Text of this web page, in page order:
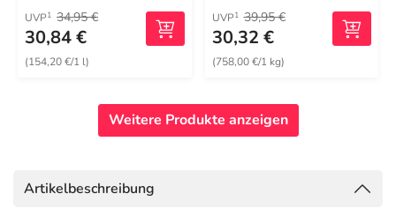
UVP1 34,95 €
30,84 €
(154,20 €/1 l)
UVP1 39,95 €
30,32 €
(758,00 €/1 kg)
Weitere Produkte anzeigen
Artikelbeschreibung